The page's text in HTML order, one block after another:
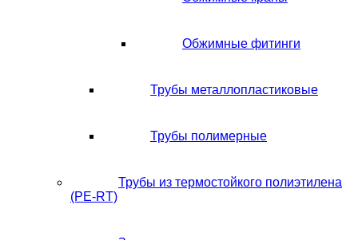
Обжимные фитинги
Трубы металлопластиковые
Трубы полимерные
Трубы из термостойкого полиэтилена
(PE-RT)